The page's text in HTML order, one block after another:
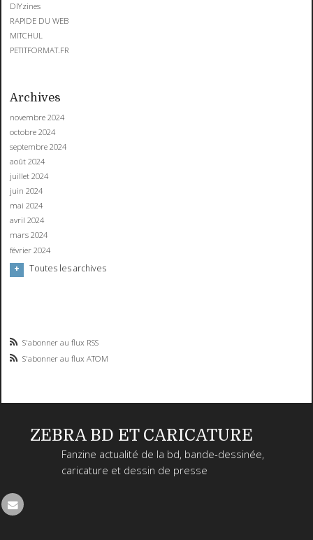
DIYzines
RAPIDE DU WEB
MITCHUL
PETITFORMAT.FR
Archives
novembre 2024
octobre 2024
septembre 2024
août 2024
juillet 2024
juin 2024
mai 2024
avril 2024
mars 2024
février 2024
Toutes les archives
S'abonner au flux RSS
S'abonner au flux ATOM
ZEBRA BD ET CARICATURE
Fanzine actualité de la bd, bande-dessinée,
caricature et dessin de presse